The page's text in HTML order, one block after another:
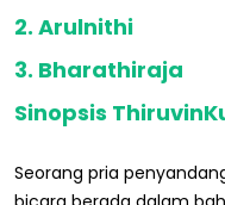
2. Arulnithi
3. Bharathiraja
Sinopsis
Seorang pria